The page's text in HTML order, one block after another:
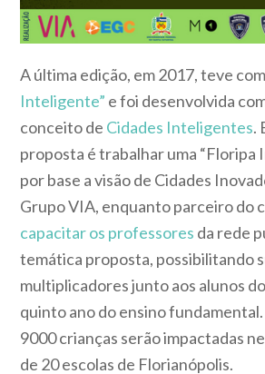
A última edição, em 2017, teve
Inteligente” e foi desenvolvida
conceito de Cidades Inteligentes.
proposta é trabalhar uma “Floripa
por base a visão de Cidades
Grupo VIA, enquanto parceiro do
capacitar os professores da rede
temática proposta, possibilitando
multiplicadores junto aos alunos
quinto ano do ensino
9000 crianças serão impactadas
de 20 escolas de Florianópolis.